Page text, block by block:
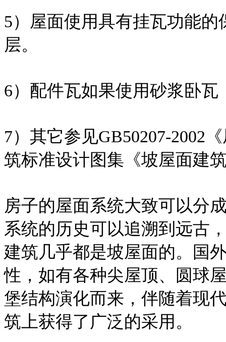
5）屋面使用具有挂瓦功能
层。
6）配件瓦如果使用砂浆卧
7）其它参见GB50207-2002
筑标准设计图集《坡屋面建
房子的屋面系统大致可以分
系统的历史可以追溯到远古
建筑几乎都是坡屋面的。国
性，如有各种尖屋顶、圆球
堡结构演化而来，伴随着现
筑上获得了广泛的采用。